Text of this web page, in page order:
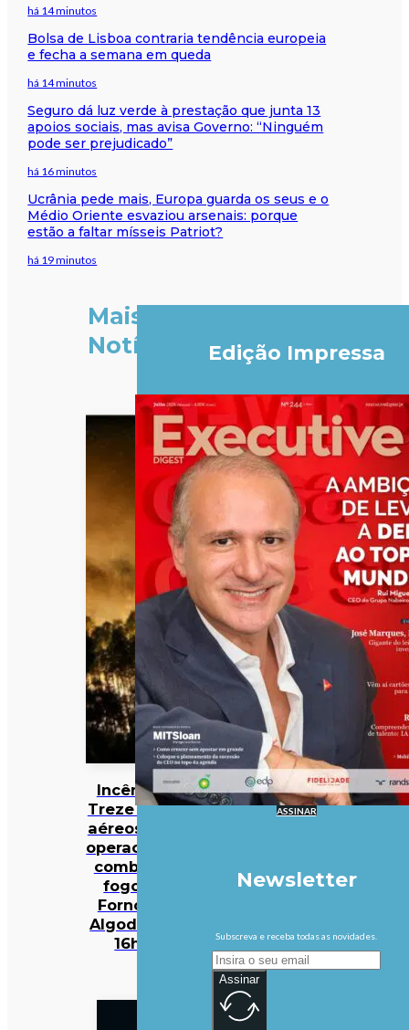
há 14 minutos
Bolsa de Lisboa contraria tendência europeia
e fecha a semana em queda
há 14 minutos
Seguro dá luz verde à prestação que junta 13
apoios sociais, mas avisa Governo: “Ninguém
pode ser prejudicado”
há 16 minutos
Ucrânia pede mais, Europa guarda os seus e o
Médio Oriente esvaziou arsenais: porque
estão a faltar mísseis Patriot?
há 19 minutos
Mais
Notícias
Incêndios:
Treze meios
aéreos e 301
operacionais
combatem
fogo em
Fornos de
Algodres às
16h50
Edição Impressa
ASSINAR
Newsletter
Subscreva e receba todas as novidades.
Assinar